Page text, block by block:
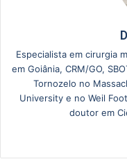
Especialista em cirurgia
em Goiânia, CRM/GO,
Tornozelo no
University e no Weil
doutor em